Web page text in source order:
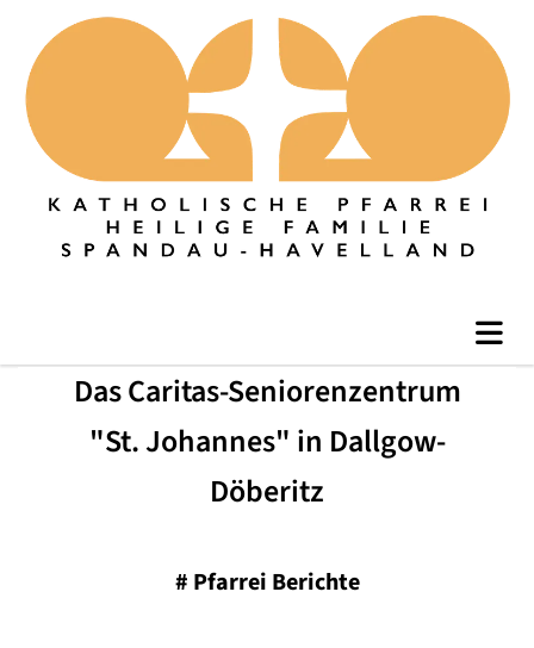
Das Caritas-Seniorenzentrum
"St. Johannes" in Dallgow-
Döberitz
# Pfarrei Berichte